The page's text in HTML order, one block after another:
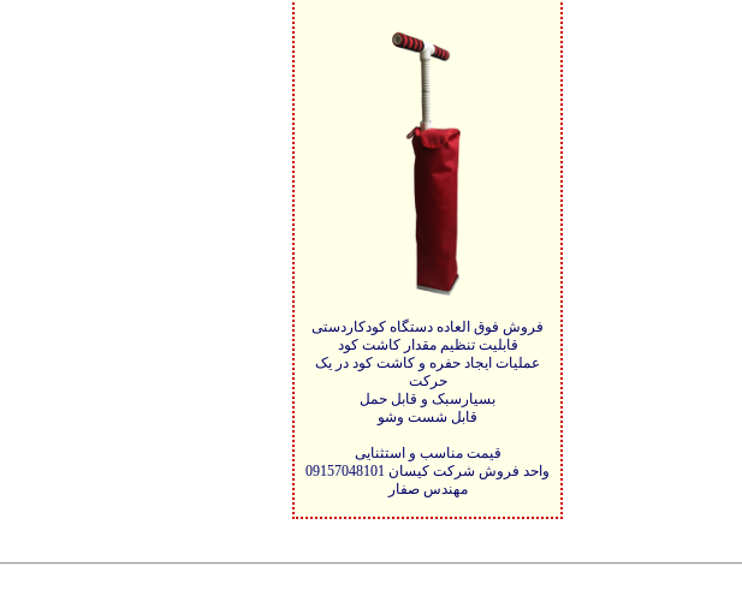
فروش فوق العاده دستگاه کودکاردستی
قابلیت تنظیم مقدار کاشت کود
عملیات ایجاد حفره و کاشت کود در یک
حرکت
بسیارسبک و قابل حمل
قابل شست وشو
قیمت مناسب و استثنایی
واحد فروش شرکت کیسان 09157048101
مهندس صفار